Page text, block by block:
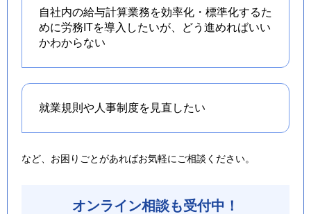
自社内の給与計算業務を効率化・標準化するた
めに労務ITを導入したいが、どう進めればいい
かわからない
就業規則や人事制度を 見直したい
など、お困りごとがあればお気軽にご相談ください。
オンライン相談も受付中！